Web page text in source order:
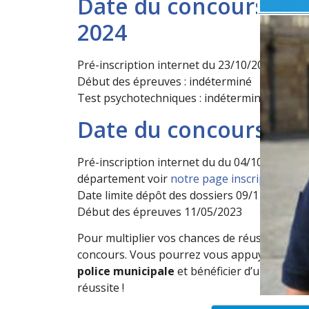
Date du concours
2024
Pré-inscription internet du 23/10/2023 au
Début des épreuves : indéterminé
Test psychotechniques : indéterminé
Date du concours de
Pré-inscription internet du du 04/10/2022 au
département voir notre page inscription
Date limite dépôt des dossiers 09/11/2022
Début des épreuves 11/05/2023
Pour multiplier vos chances de réussite
concours. Vous pourrez vous appuyer sur
police municipale et bénéficier d’une de
réussite !